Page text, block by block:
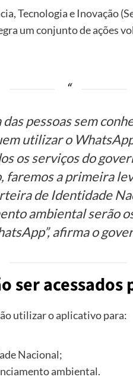
Tecnologia e Inovação
um conjunto de ações
pessoas sem
utilizar o
os serviços do
faremos a primeira
de Identidade
ambiental serão
afirma o
ser acessados
utilizar o aplicativo para:
Nacional;
ambiental.